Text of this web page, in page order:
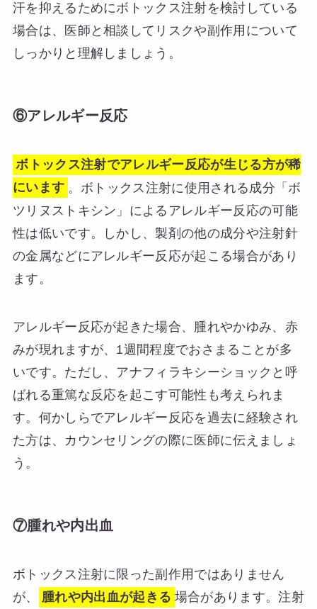
汗を抑えるためにボトックス注射を検討している
場合は、医師と相談してリスクや副作用について
しっかりと理解しましょう。
⑥アレルギー反応
ボトックス注射でアレルギー反応が生じる方が稀
にいます 。ボトックス注射に使用される成分「ボ
ツリヌストキシン」によるアレルギー反応の可能
性は低いです。しかし、製剤の他の成分や注射針
の金属などにアレルギー反応が起こる場合があり
ます。
アレルギー反応が起きた場合、腫れやかゆみ、赤
みが現れますが、1週間程度でおさまることが多
いです。ただし、アナフィラキシーショックと呼
ばれる重篤な反応を起こす可能性も考えられま
す。何かしらでアレルギー反応を過去に経験され
た方は、カウンセリングの際に医師に伝えましょ
う。
⑦腫れや内出血
ボトックス注射に限った副作用ではありません
が、
腫れや内出血が起きる 場合があります。注射